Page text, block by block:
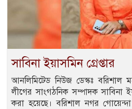
সাবিনা ইয়াসমিন গ্রেপ্তার
আনলিমিটেড নিউজ ডেস্কঃ বরিশাল
লীগের সাংগঠনিক সম্পাদক সাবিনা
করা হয়েছে। বরিশাল নগর